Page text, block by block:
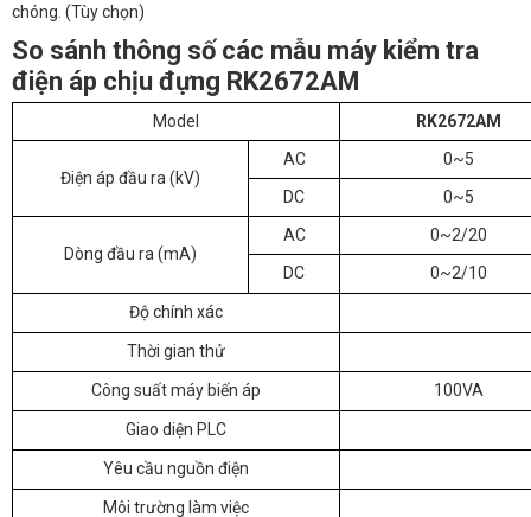
chóng. (Tùy chọn)
So sánh thông số các mẫu máy kiểm tra
điện áp chịu đựng RK2672AM
Model RK2672AM
Điện áp đầu ra (kV)
AC
0~5
DC
0~5
Dòng đầu ra (mA)
AC
0~2/20
DC
0~2/10
Độ chính xác
Thời gian thử
Công suất máy biến áp 100VA
Giao diện PLC
Yêu cầu nguồn điện
Môi trường làm việc